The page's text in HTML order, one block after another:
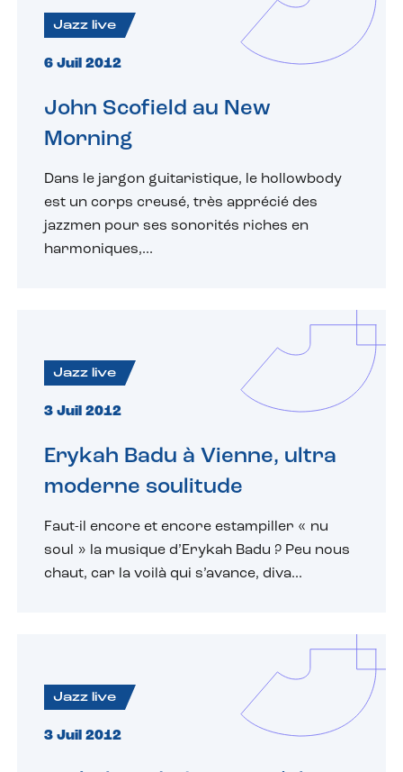
Jazz live
6 Juil 2012
John Scofield au New
Morning
Dans le jargon guitaristique, le hollowbody
est un corps creusé, très apprécié des
jazzmen pour ses sonorités riches en
harmoniques,...
Jazz live
3 Juil 2012
Erykah Badu à Vienne, ultra
moderne soulitude
Faut-il encore et encore estampiller « nu
soul » la musique d’Erykah Badu ? Peu nous
chaut, car la voilà qui s’avance, diva...
Jazz live
3 Juil 2012